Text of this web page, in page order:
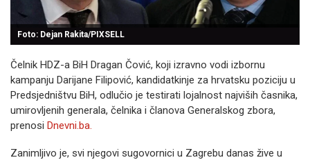
Foto: Dejan Rakita/PIXSELL
Čelnik HDZ-a BiH Dragan Čović, koji izravno vodi izbornu
kampanju Darijane Filipović, kandidatkinje za hrvatsku poziciju u
Predsjedništvu BiH, odlučio je testirati lojalnost najviših časnika,
umirovljenih generala, čelnika i članova Generalskog zbora,
prenosi Dnevni.ba.
Zanimljivo je, svi njegovi sugovornici u Zagrebu danas žive u